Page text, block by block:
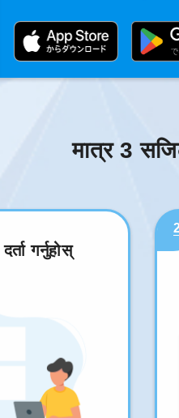
मात्र 3
गर्नुहोस्